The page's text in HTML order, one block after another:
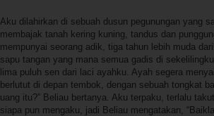
Aku dilahirkan di sebuah dusun pegunungan yang
membajak tanah kering kuning, tandus dan
mempunyai seorang adik, tiga tahun lebih muda
sapu tangan yang mana semua gadis di
lima puluh sen dari laci ayahku. Ayah segera
berlutut di depan tembok, dengan sebuah tongkat
uang itu?” Beliau bertanya. Aku terpaku, terlalu
siapa pun mengaku, jadi Beliau mengatakan,